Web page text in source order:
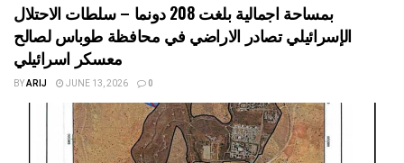
بمساحة اجمالية بلغت 208 دونما – سلطات الاحتلال
الإسرائيلي تصادر الاراضي في محافظة طوباس لصالح
معسكر اسرائيلي
BYARIJ JUNE 13, 2026 0